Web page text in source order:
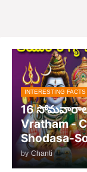
INTERESTING FACTS
16 సోమవారాల
Vratham -
Shodasa-
by Chanti